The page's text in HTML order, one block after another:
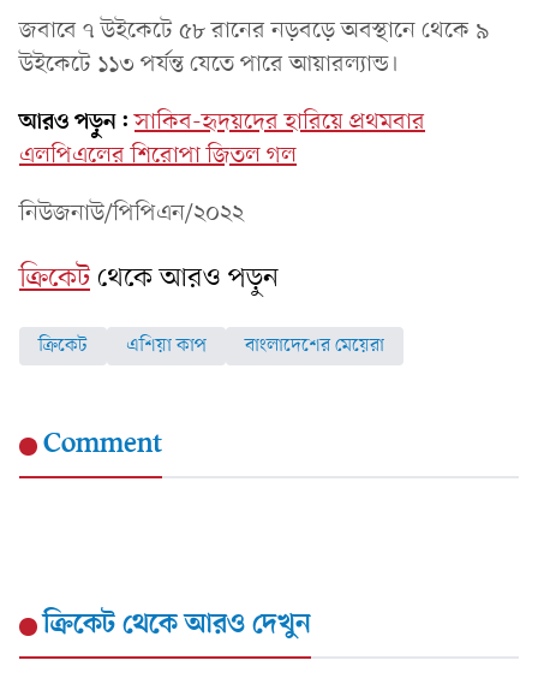
জবাবে ৭ উইকেটে ৫৮ রানের নড়বড়ে অবস্থানে থেকে ৯
উইকেটে ১১৩ পর্যন্ত যেতে পারে আয়ারল্যান্ড।
আরও পড়ুন: সাকিব-হৃদয়দের হারিয়ে প্রথমবার
এলপিএলের শিরোপা জিতল গল
নিউজনাউ/পিপিএন/২০২২
ক্রিকেটথেকে আরও পড়ুন
ক্রিকেট এশিয়া কাপ বাংলাদেশের মেয়েরা
Comment
ক্রিকেটথেকে আরও দেখুন